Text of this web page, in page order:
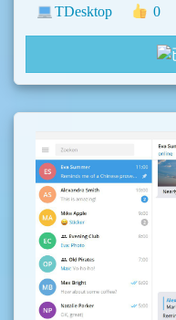
TDesktop 0